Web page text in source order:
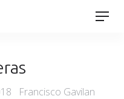
Francisco Gavilan